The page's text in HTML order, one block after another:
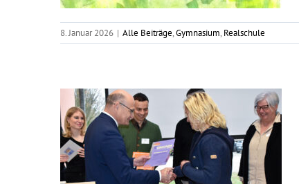
8. Januar 2026 | Alle Beiträge,Gymnasium, Realschule